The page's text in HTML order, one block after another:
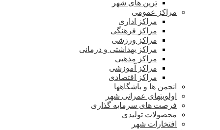
ترین های شهر
مراکز عمومی
مراکز اداری
مراکز فرهنگی
مراکز ورزشی
مراکز بهداشتی و درمانی
مراکز مذهبی
مراکز آموزشی
مراکز اقتصادی
انجمن ها و باشگاهها
اولویتهای عمرانی شهر
فرصت های سرمایه گذاری
محصولات تولیدی
افتخارات شهر